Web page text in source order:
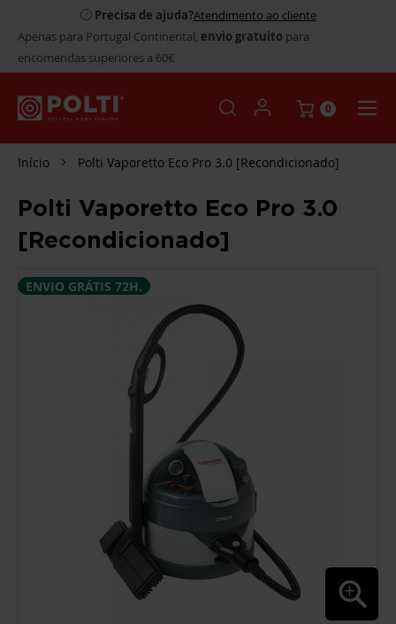
Precisa de ajuda?Atendimento ao cliente
Apenas para Portugal Continental, envio gratuito para
encomendas superiores a 60€
0
Início Polti Vaporetto Eco Pro 3.0 [Recondicionado]
Polti Vaporetto Eco Pro 3.0
[Recondicionado]
SALTAR
PARA
ENVIO GRÁTIS 72H.